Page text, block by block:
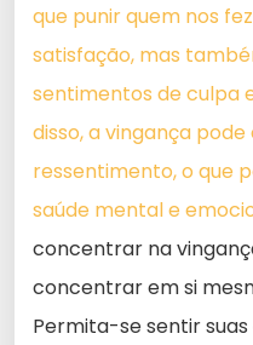
que punir quem nos
satisfação, mas
sentimentos de culpa
disso, a vingança
ressentimento, o que
saúde mental e
concentrar na
concentrar em si
Permita-se sentir